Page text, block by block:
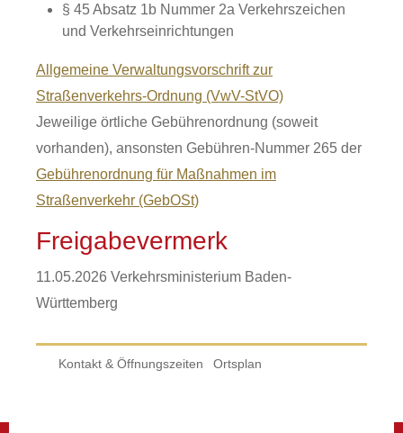
§ 45 Absatz 1b Nummer 2a Verkehrszeichen
und Verkehrseinrichtungen
Allgemeine Verwaltungsvorschrift zur
Straßenverkehrs-Ordnung (VwV-StVO)
Jeweilige örtliche Gebührenordnung (soweit
vorhanden), ansonsten Gebühren-Nummer 265 der
Gebührenordnung für Maßnahmen im
Straßenverkehr (GebOSt)
Freigabevermerk
11.05.2026 Verkehrsministerium Baden-
Württemberg
Kontakt & Öffnungszeiten Ortsplan